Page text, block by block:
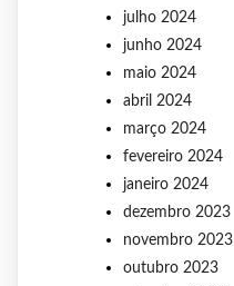
julho 2024
junho 2024
maio 2024
abril 2024
março 2024
fevereiro 2024
janeiro 2024
dezembro 2023
novembro 2023
outubro 2023